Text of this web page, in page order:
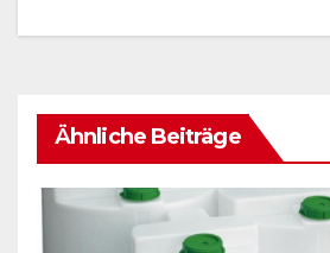
Ähnliche Beiträge